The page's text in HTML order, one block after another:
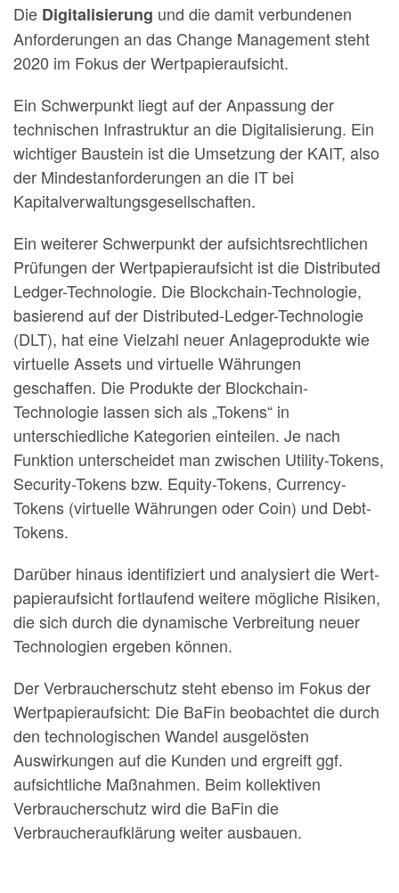
Die Digitalisierung und die damit verbundenen
Anforderungen an das Change Management steht
2020 im Fokus der Wertpapierauf­sicht.
Ein Schwerpunkt liegt auf der Anpassung der
technischen Infrastruktur an die Digitalisierung. Ein
wichtiger Baustein ist die Umsetzung der KAIT, also
der Mindestanforderungen an die IT bei
Kapitalverwaltungsgesellschaften.
Ein weiterer Schwerpunkt der aufsichtsrechtlichen
Prüfungen der Wertpapieraufsicht ist die Distributed
Ledger-Technologie. Die Blockchain-Technologie,
basierend auf der Distributed-Ledger-Technologie
(DLT), hat eine Vielzahl neuer Anlageprodukte wie
virtuelle Assets und virtuelle Währungen
geschaffen. Die Produkte der Blockchain-
Technologie lassen sich als „Tokens“ in
unterschiedliche Kategorien einteilen. Je nach
Funktion unterscheidet man zwischen Utility-Tokens,
Security-Tokens bzw. Equity-Tokens, Currency-
Tokens (virtuelle Währungen oder Coin) und Debt-
Tokens.
Darüber hinaus identifiziert und analysiert die Wert­
papieraufsicht fortlaufend weitere mögliche Risiken,
die sich durch die dynamische Verbreitung neuer
Technologien ergeben können.
Der Verbraucher­schutz steht ebenso im Fokus der
Wertpapieraufsicht: Die BaFin beobachtet die durch
den technologischen Wandel ausgelösten
Auswirkungen auf die Kunden und ergreift ggf.
aufsichtliche Maßnahmen. Beim kollektiven
Verbraucherschutz wird die BaFin die
Verbraucheraufklärung weiter ausbauen.